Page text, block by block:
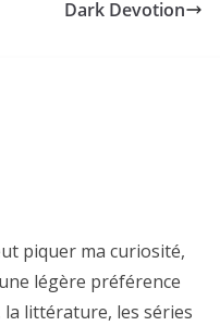
Dark Devotion
piquer ma curiosité,
légère préférence
la littérature, les séries